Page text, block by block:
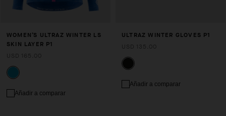
WOMEN’S ULTRAZ WINTER LS
SKIN LAYER P1
Añadir a comparar
ULTRAZ WINTER GLOVES P1
Añadir a comparar